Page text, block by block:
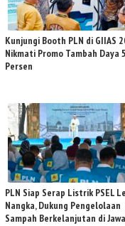
Kunjungi Booth PLN di GIIAS
Nikmati Promo Tambah Daya
Persen
PLN Siap Serap Listrik PSEL
Nangka, Dukung Pengelolaan
Sampah Berkelanjutan di